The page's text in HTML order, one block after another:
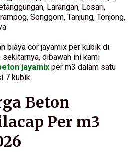
Larangan, Losari,
Songgom, Tanjung, Tonjong,
biaya cor jayamix per kubik di
sekitarnya, dibawah ini kami
jayamix per m3 dalam satu
7 kubik.
Beton
Per m3